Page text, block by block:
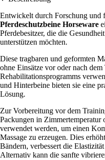
Entwickelt durch Forschung und
Pferdeschutzbeine Horseware
Pferdebesitzer, die die
unterstützen möchten.
Diese tragbaren und geformten
ohne Einsätze vor oder nach
Rehabilitationsprogramms
und Hinterbeine bieten sie eine
Lösung.
Zur Vorbereitung vor dem
Packungen in Zimmertemperatur
verwendet werden, um einen
Massage zu erzeugen. Dies
Bändern, verbessert die
Alternativ kann die sanfte